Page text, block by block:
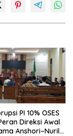
PI 10% OSES
Direksi Awal
Anshori–Nuril